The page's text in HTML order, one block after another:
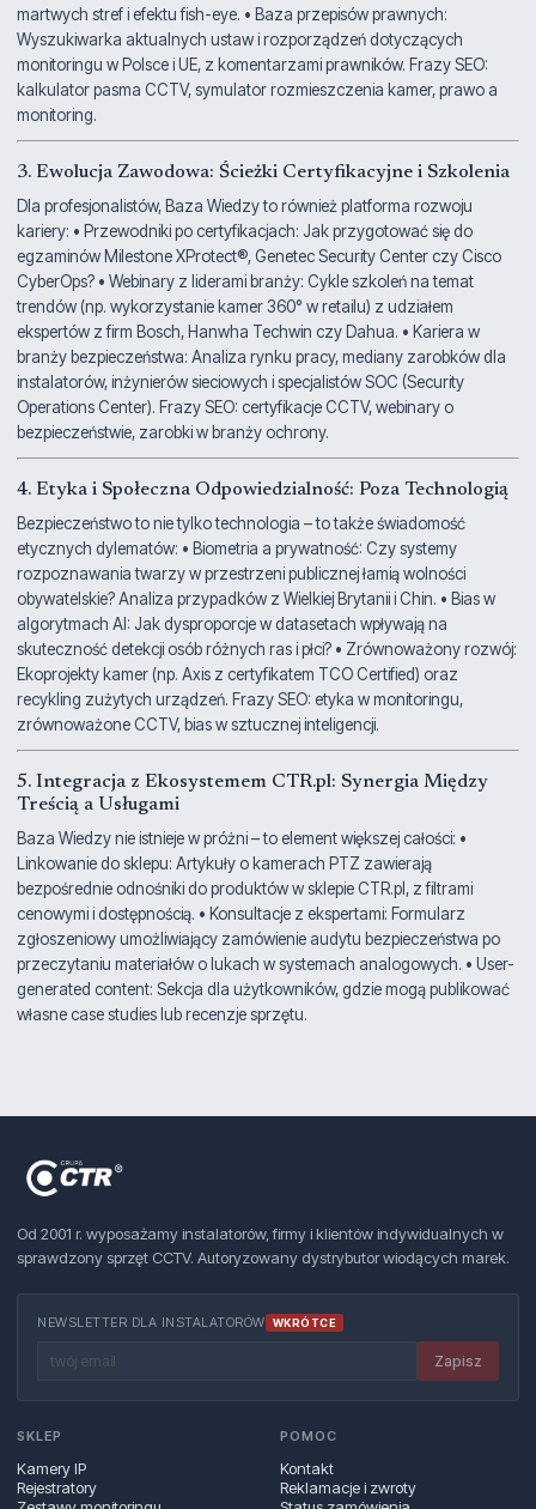
martwych stref i efektu fish-eye. • Baza przepisów prawnych:
Wyszukiwarka aktualnych ustaw i rozporządzeń dotyczących
monitoringu w Polsce i UE, z komentarzami prawników. Frazy SEO:
kalkulator pasma CCTV, symulator rozmieszczenia kamer, prawo a
monitoring.
3. Ewolucja Zawodowa: Ścieżki Certyfikacyjne i Szkolenia
Dla profesjonalistów, Baza Wiedzy to również platforma rozwoju
kariery: • Przewodniki po certyfikacjach: Jak przygotować się do
egzaminów Milestone XProtect®, Genetec Security Center czy Cisco
CyberOps? • Webinary z liderami branży: Cykle szkoleń na temat
trendów (np. wykorzystanie kamer 360° w retailu) z udziałem
ekspertów z firm Bosch, Hanwha Techwin czy Dahua. • Kariera w
branży bezpieczeństwa: Analiza rynku pracy, mediany zarobków dla
instalatorów, inżynierów sieciowych i specjalistów SOC (Security
Operations Center). Frazy SEO: certyfikacje CCTV, webinary o
bezpieczeństwie, zarobki w branży ochrony.
4. Etyka i Społeczna Odpowiedzialność: Poza Technologią
Bezpieczeństwo to nie tylko technologia – to także świadomość
etycznych dylematów: • Biometria a prywatność: Czy systemy
rozpoznawania twarzy w przestrzeni publicznej łamią wolności
obywatelskie? Analiza przypadków z Wielkiej Brytanii i Chin. • Bias w
algorytmach AI: Jak dysproporcje w datasetach wpływają na
skuteczność detekcji osób różnych ras i płci? • Zrównoważony rozwój:
Ekoprojekty kamer (np. Axis z certyfikatem TCO Certified) oraz
recykling zużytych urządzeń. Frazy SEO: etyka w monitoringu,
zrównoważone CCTV, bias w sztucznej inteligencji.
5. Integracja z Ekosystemem CTR.pl: Synergia Między
Treścią a Usługami
Baza Wiedzy nie istnieje w próżni – to element większej całości: •
Linkowanie do sklepu: Artykuły o kamerach PTZ zawierają
bezpośrednie odnośniki do produktów w sklepie CTR.pl, z filtrami
cenowymi i dostępnością. • Konsultacje z ekspertami: Formularz
zgłoszeniowy umożliwiający zamówienie audytu bezpieczeństwa po
przeczytaniu materiałów o lukach w systemach analogowych. • User-
generated content: Sekcja dla użytkowników, gdzie mogą publikować
własne case studies lub recenzje sprzętu.
Od 2001 r. wyposażamy instalatorów, firmy i klientów indywidualnych w
sprawdzony sprzęt CCTV. Autoryzowany dystrybutor wiodących marek.
NEWSLETTER DLA INSTALATORÓW WKRÓTCE
Zapisz
SKLEP
Kamery IP
Rejestratory
POMOC
Kontakt
Reklamacje i zwroty